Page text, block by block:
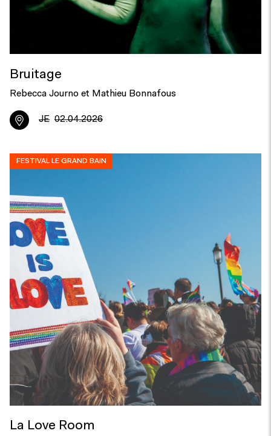
Bruitage
Rebecca Journo et Mathieu Bonnafous
JE 02.04.2026
FESTIVAL LE GRAND BAIN
La Love Room